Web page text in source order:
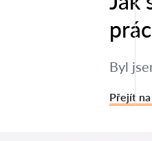
Byl
Přejít